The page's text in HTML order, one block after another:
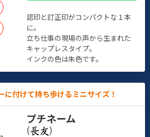
認印と訂正印がコンパクトな１本
に。
立ち仕事の現場の声から生まれた
キャップレスタイプ。
インクの色は朱色です。
に付けて持ち歩けるミニサイズ！
プチネーム
(
)